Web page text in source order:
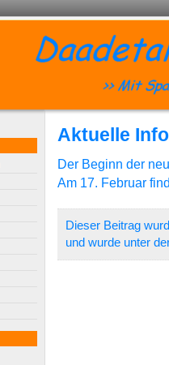
Aktuelle
Der Beginn der
Am 17. Februar
Dieser Beitrag
und wurde unter